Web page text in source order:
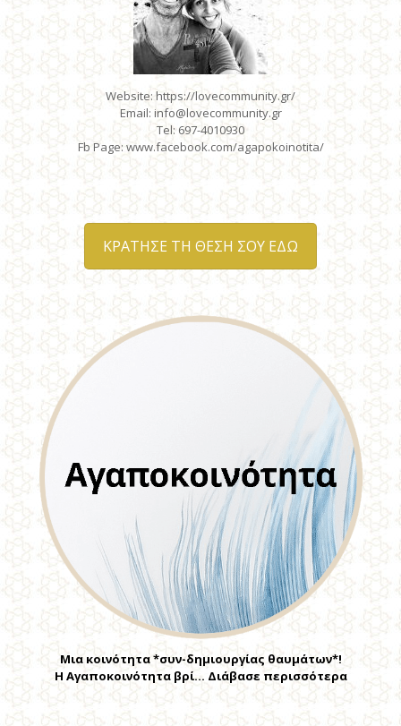
Website: https://lovecommunity.gr/
Email: info@lovecommunity.gr
Tel: 697-4010930
Fb Page: www.facebook.com/agapokoinotita/
ΚΡΑΤΗΣΕ ΤΗ ΘΕΣΗ ΣΟΥ ΕΔΩ
Μια κοινότητα *συν-δημιουργίας θαυμάτων*!
Η Αγαποκοινότητα βρί… Διάβασε περισσότερα